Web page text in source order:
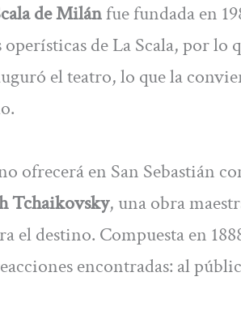
de Milánfue fundada en
de La Scala, por lo
el teatro, lo que la
ofrecerá en San Sebastián
Tchaikovsky, una obra
el destino. Compuesta en
encontradas: al